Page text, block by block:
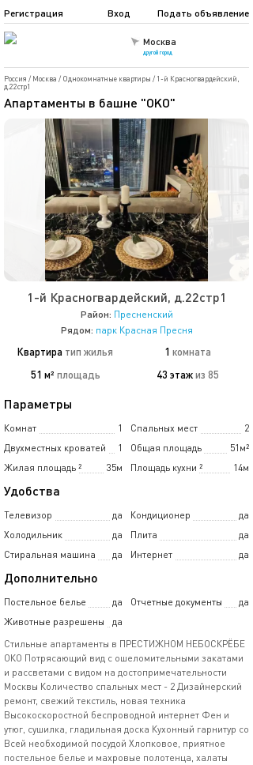
Москва
другой город
Подать объявление
Регистрация Вход
Россия / Москва / Однокомнатные квартиры / 1-й Красногвардейский,
д.22стр1
Апартаменты в башне "OKO"
1-й Красногвардейский, д.22стр1
Район: Пресненский
Рядом: парк Красная Пресня
Квартира тип жилья 1 комната
51 м² площадь 43 этажиз 85
Параметры
Комнат 1 Спальных мест
2
Двухместных кроватей
1 Общая площадь
51м²
Жилая площадь
35м
² Площадь кухни 14м
²
Удобства
Телевизор да Кондиционер
да
Холодильник
да Плита
да
Стиральная машина
да Интернет да
Дополнительно
Постельное белье да Отчетные документы
да
Животные разрешены
да
Стильные апартаменты в ПРЕСТИЖНОМ НЕБОСКРЁБЕ
ОКО Потрясающий вид с ошеломительными закатами
и рассветами с видом на достопримечательности
Москвы Количество спальных мест - 2 Дизайнерский
ремонт, свежий текстиль, новая техника
Высокоскоростной беспроводной интернет Фен и
утюг, сушилка, гладильная доска Кухонный гарнитур со
Всей необходимой посудой Хлопковое, приятное
постельное белье и махровые полотенца, халаты